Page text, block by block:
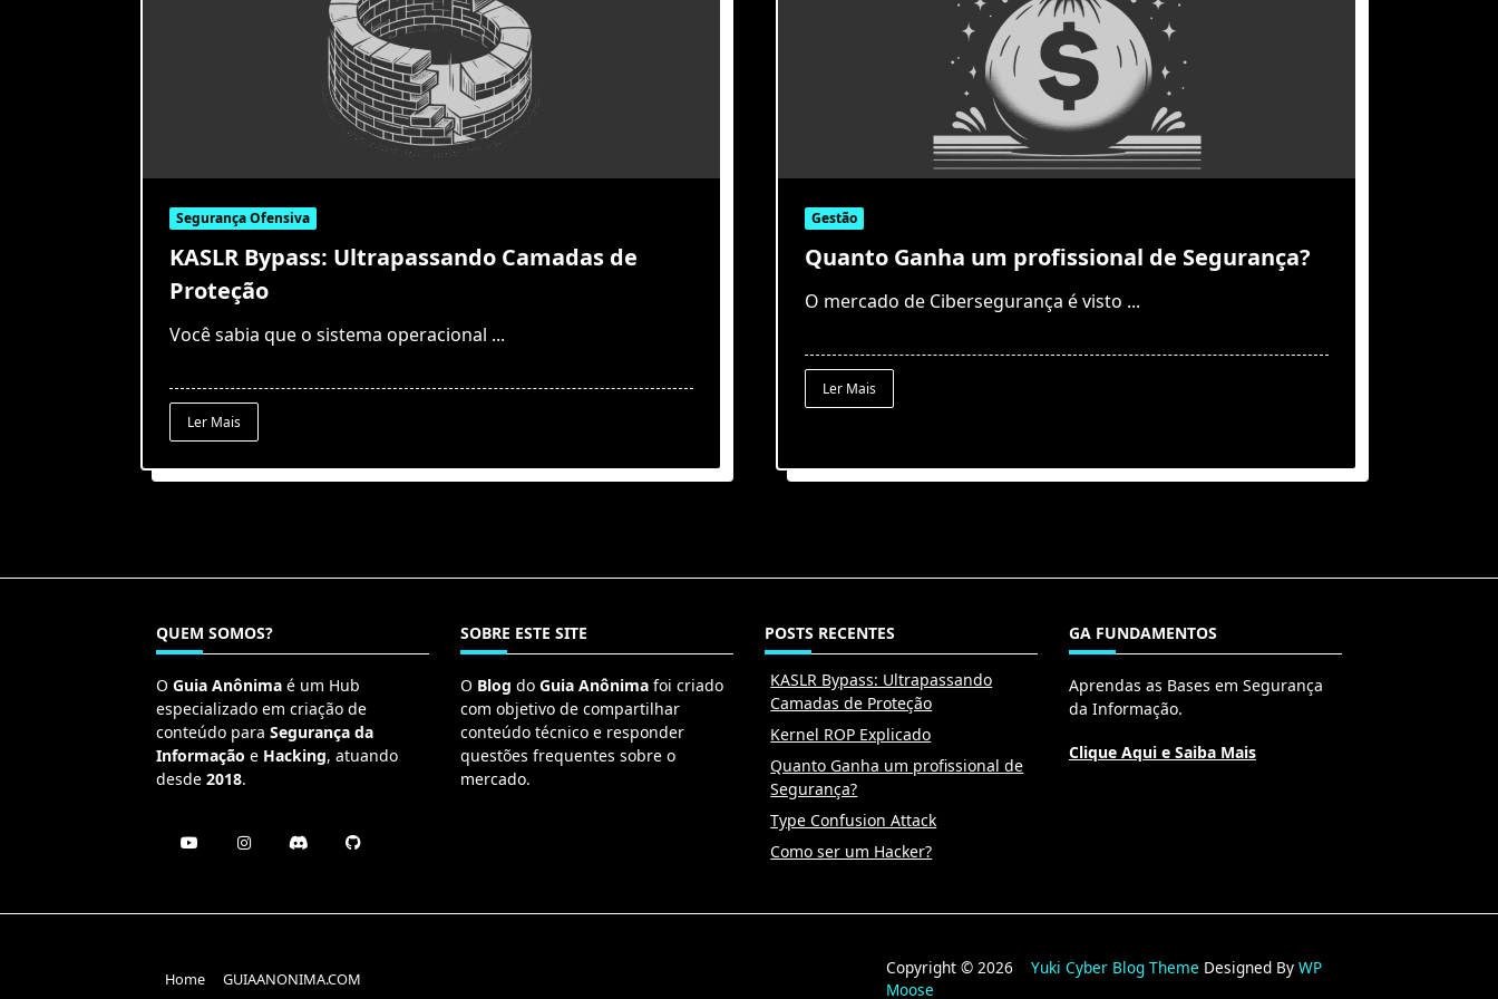
Segurança Ofensiva
KASLR Bypass: Ultrapassando Camadas de
Proteção
Você sabia que o sistema operacional ...
Ler Mais
Gestão
Quanto Ganha um profissional de Segurança?
O mercado de Cibersegurança é visto ...
Ler Mais
QUEM SOMOS?
O Guia Anônima é um Hub
especializado em criação de
conteúdo para Segurança da
Informação e Hacking, atuando
desde 2018.
SOBRE ESTE SITE
O Blog do Guia Anônima foi criado
com objetivo de compartilhar
conteúdo técnico e responder
questões frequentes sobre o
mercado.
POSTS RECENTES
KASLR Bypass: Ultrapassando
Camadas de Proteção
Kernel ROP Explicado
Quanto Ganha um profissional de
Segurança?
Type Confusion Attack
Como ser um Hacker?
GA FUNDAMENTOS
Aprendas as Bases em Segurança
da Informação.
Clique Aqui e Saiba Mais
Home GUIAANONIMA.COM
Copyright © 2026Yuki Cyber Blog Theme Designed ByWP
Moose